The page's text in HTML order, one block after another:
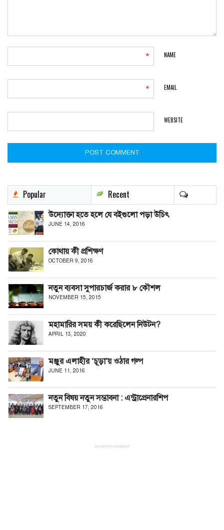
NAME
*
EMAIL
*
WEBSITE
Popular Recent
উদ্যোক্তা হতে হলে যে বইগুলো পড়া উচিৎ
JUNE 14, 2016
কোথায় কী প্রশিক্ষণ
OCTOBER 9, 2016
নতুন ব্যবসা সুপারচার্জ করার ৮ কৌশল
NOVEMBER 15, 2015
মহামারির সময় কী করেছিলেন নিউটন?
APRIL 13, 2020
মঞ্জুর এলাহীর ‘চূড়া’য় ওঠার গল্প
JUNE 11, 2016
নতুন বিষয় নতুন সম্ভাবনা : এন্ট্রাপ্রেনারশিপ
SEPTEMBER 17, 2016
ADVERTISEMENT